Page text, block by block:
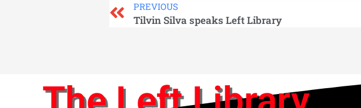
PREVIOUS
Tilvin Silva speaks Left Library